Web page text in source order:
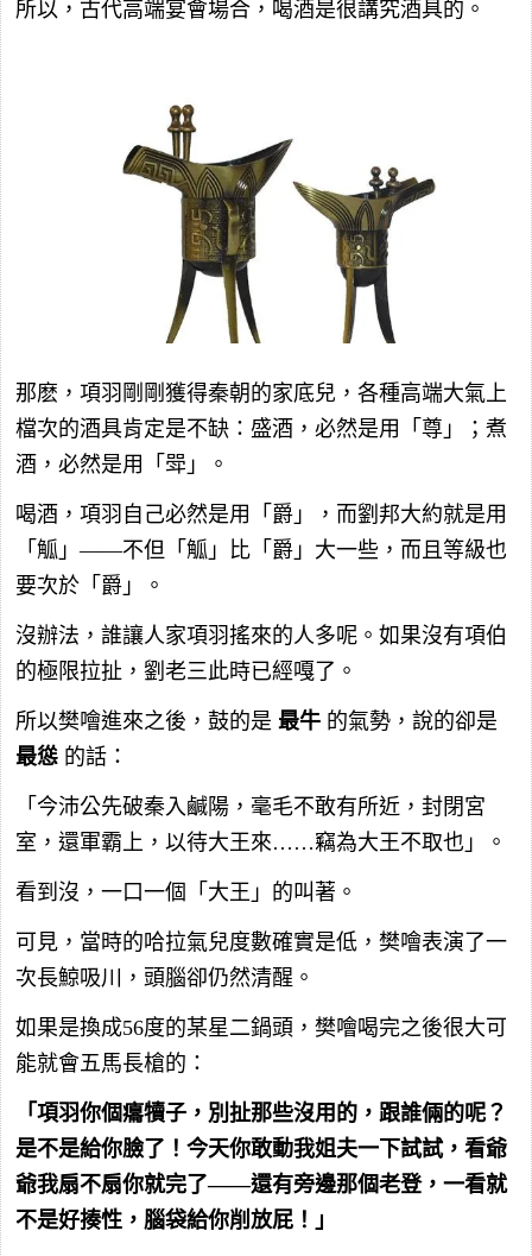
所以，古代高端宴會場合，喝酒是很講究酒具的。
那麽，項羽剛剛獲得秦朝的家底兒，各種高端大氣上
檔次的酒具肯定是不缺：盛酒，必然是用「尊」；煮
酒，必然是用「斝」。
喝酒，項羽自己必然是用「爵」，而劉邦大約就是用
「觚」——不但「觚」比「爵」大一些，而且等級也
要次於「爵」。
沒辦法，誰讓人家項羽搖來的人多呢。如果沒有項伯
的極限拉扯，劉老三此時已經嘎了。
所以樊噲進來之後，鼓的是 最牛 的氣勢，說的卻是
最慫 的話：
「今沛公先破秦入鹹陽，毫毛不敢有所近，封閉宮
室，還軍霸上，以待大王來……竊為大王不取也」。
看到沒，一口一個「大王」的叫著。
可見，當時的哈拉氣兒度數確實是低，樊噲表演了一
次長鯨吸川，頭腦卻仍然清醒。
如果是換成56度的某星二鍋頭，樊噲喝完之後很大可
能就會五馬長槍的：
「項羽你個癟犢子，別扯那些沒用的，跟誰倆的呢？
是不是給你臉了！今天你敢動我姐夫一下試試，看爺
爺我扇不扇你就完了——還有旁邊那個老登，一看就
不是好揍性，腦袋給你削放屁！」